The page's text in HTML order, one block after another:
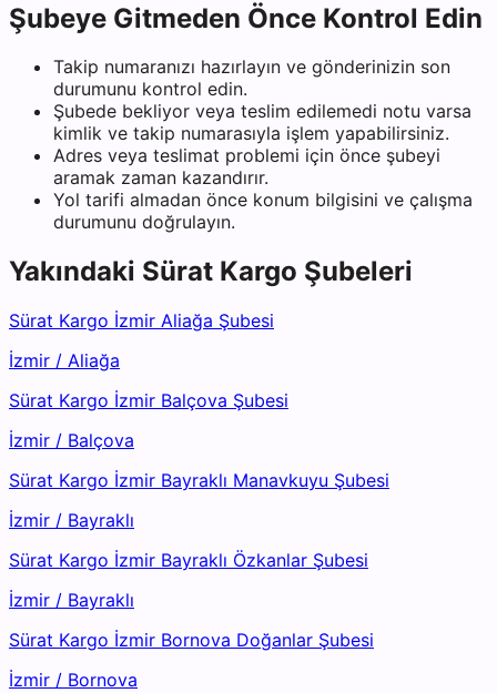
Şubeye Gitmeden Önce Kontrol Edin
Takip numaranızı hazırlayın ve gönderinizin son
durumunu kontrol edin.
Şubede bekliyor veya teslim edilemedi notu varsa
kimlik ve takip numarasıyla işlem yapabilirsiniz.
Adres veya teslimat problemi için önce şubeyi
aramak zaman kazandırır.
Yol tarifi almadan önce konum bilgisini ve çalışma
durumunu doğrulayın.
Yakındaki Sürat Kargo Şubeleri
Sürat Kargo İzmir Aliağa Şubesi
İzmir / Aliağa
Sürat Kargo İzmir Balçova Şubesi
İzmir / Balçova
Sürat Kargo İzmir Bayraklı Manavkuyu Şubesi
İzmir / Bayraklı
Sürat Kargo İzmir Bayraklı Özkanlar Şubesi
İzmir / Bayraklı
Sürat Kargo İzmir Bornova Doğanlar Şubesi
İzmir / Bornova